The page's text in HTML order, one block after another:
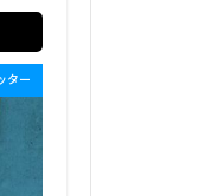
ター